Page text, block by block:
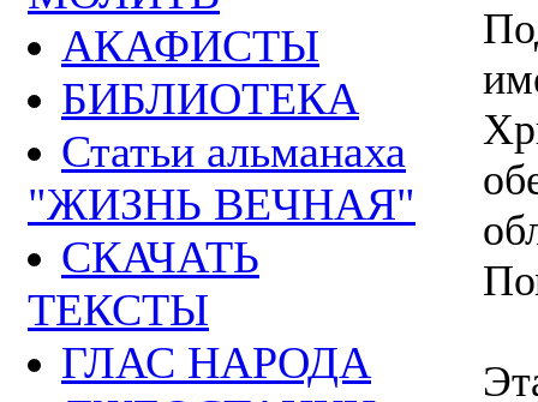
АКАФИСТЫ
БИБЛИОТЕКА
Статьи альманаха
"ЖИЗНЬ ВЕЧНАЯ"
СКАЧАТЬ
ТЕКСТЫ
ГЛАС НАРОДА